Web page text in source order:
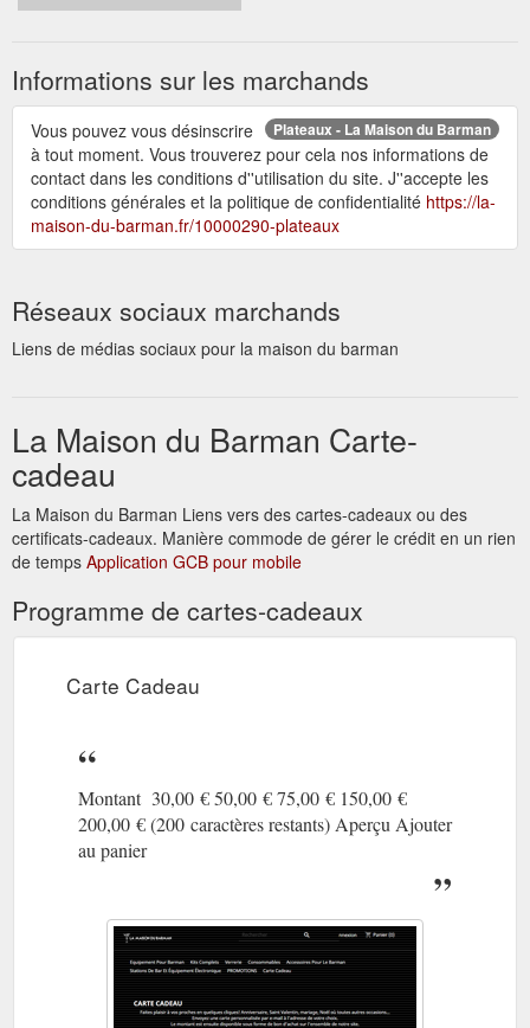
Informations sur les marchands
Plateaux - La Maison du Barman
Vous pouvez vous désinscrire
à tout moment. Vous trouverez pour cela nos informations de
contact dans les conditions d''utilisation du site. J''accepte les
conditions générales et la politique de confidentialité https://la-
maison-du-barman.fr/10000290-plateaux
Réseaux sociaux marchands
Liens de médias sociaux pour la maison du barman
La Maison du Barman Carte-
cadeau
La Maison du Barman Liens vers des cartes-cadeaux ou des
certificats-cadeaux. Manière commode de gérer le crédit en un rien
de temps Application GCB pour mobile
Programme de cartes-cadeaux
Carte Cadeau
Montant 30,00 € 50,00 € 75,00 € 150,00 €
200,00 € (200 caractères restants) Aperçu Ajouter
au panier